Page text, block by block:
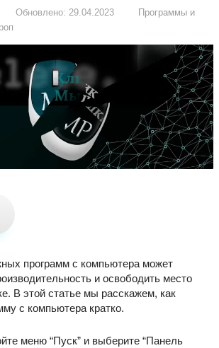
Обновлено: 29.04.2023
Программы и
программ с компьютера может
и освободить место
В этой статье мы расскажем, как
с компьютера кратко.
меню “Пуск” и выберите “Панель